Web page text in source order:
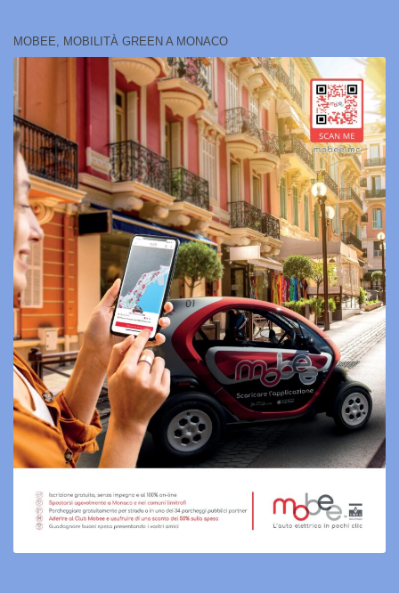
MOBEE, MOBILITÀ GREEN A MONACO